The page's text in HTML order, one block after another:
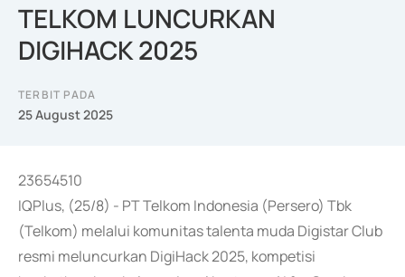
TELKOM LUNCURKAN
DIGIHACK 2025
TERBIT PADA
25 August 2025
23654510
IQPlus, (25/8) - PT Telkom Indonesia (Persero) Tbk
(Telkom) melalui komunitas talenta muda Digistar Club
resmi meluncurkan DigiHack 2025, kompetisi